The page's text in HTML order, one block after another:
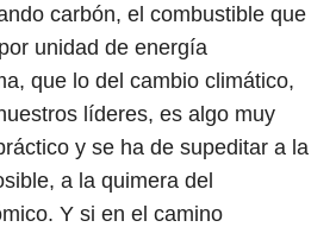
carbón, el combustible que
unidad de energía
que lo del cambio climático,
líderes, es algo muy
y se ha de supeditar a la
a la quimera del
Y si en el camino